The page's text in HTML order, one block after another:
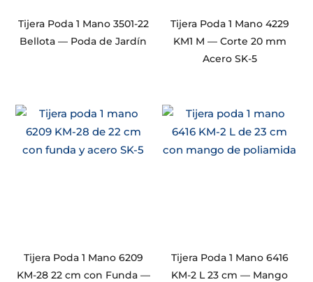
Tijera Poda 1 Mano 3501-22
Bellota — Poda de Jardín
Tijera Poda 1 Mano 4229
KM1 M — Corte 20 mm
Acero SK-5
Tijera Poda 1 Mano 6209
KM-28 22 cm con Funda —
Tijera Poda 1 Mano 6416
KM-2 L 23 cm — Mango